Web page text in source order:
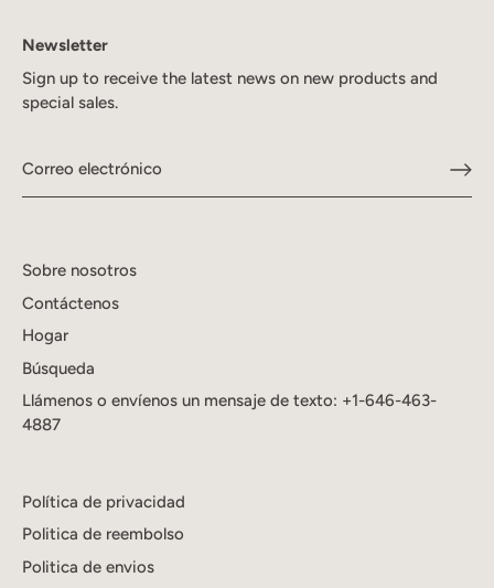
Newsletter
Sign up to receive the latest news on new products and
special sales.
Sobre nosotros
Contáctenos
Hogar
Búsqueda
Llámenos o envíenos un mensaje de texto: +1-646-463-
4887
Política de privacidad
Politica de reembolso
Politica de envios